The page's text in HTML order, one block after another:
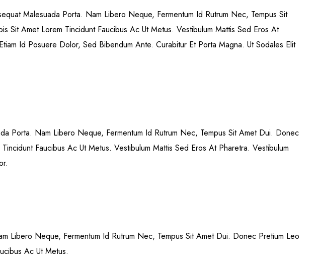
Malesuada Porta. Nam Libero Neque, Fermentum Id Rutrum Nec, Tempus Sit
Sit Amet Lorem Tincidunt Faucibus Ac Ut Metus. Vestibulum Mattis Sed Eros At
Id Posuere Dolor, Sed Bibendum Ante. Curabitur Et Porta Magna. Ut Sodales Elit
Porta. Nam Libero Neque, Fermentum Id Rutrum Nec, Tempus Sit Amet Dui. Donec
Faucibus Ac Ut Metus. Vestibulum Mattis Sed Eros At Pharetra. Vestibulum
Libero Neque, Fermentum Id Rutrum Nec, Tempus Sit Amet Dui. Donec Pretium Leo
Ac Ut Metus.